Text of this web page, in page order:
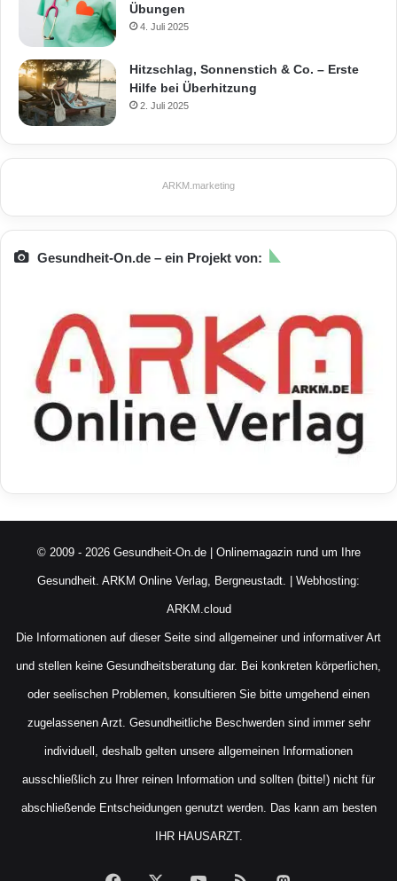
Übungen
4. Juli 2025
Hitzschlag, Sonnenstich & Co. – Erste
Hilfe bei Überhitzung
2. Juli 2025
ARKM.marketing
Gesundheit-On.de – ein Projekt von:
© 2009 - 2026 Gesundheit-On.de | Onlinemagazin rund um Ihre
Gesundheit. ARKM Online Verlag, Bergneustadt. | Webhosting:
ARKM.cloud
Die Informationen auf dieser Seite sind allgemeiner und informativer Art
und stellen keine Gesundheitsberatung dar. Bei konkreten körperlichen,
oder seelischen Problemen, konsultieren Sie bitte umgehend einen
zugelassenen Arzt. Gesundheitliche Beschwerden sind immer sehr
individuell, deshalb gelten unsere allgemeinen Informationen
ausschließlich zu Ihrer reinen Information und sollten (bitte!) nicht für
abschließende Entscheidungen genutzt werden. Das kann am besten
IHR HAUSARZT.